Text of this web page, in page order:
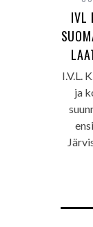
IVL
I.V.L.
ja